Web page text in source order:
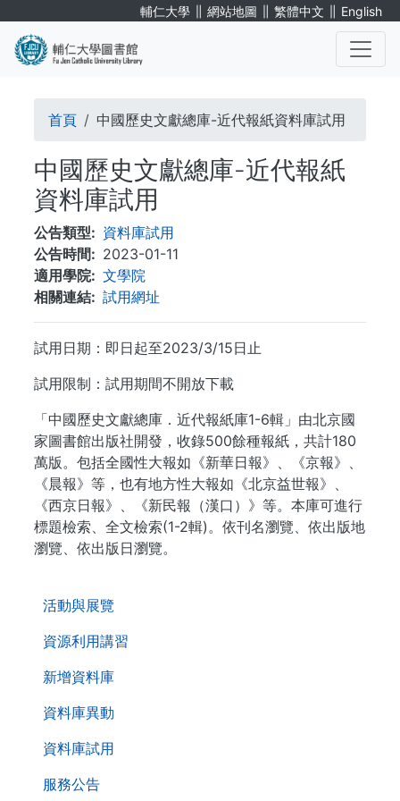
輔仁大學 ∥ 網站地圖 ∥ 繁體中文 ∥ English
活動與展覽
資源利用講習
新增資料庫
資料庫異動
資料庫試用
服務公告
導
航
連
結
首頁 中國歷史文獻總庫-近代報紙資料庫試用
中國歷史文獻總庫-近代報紙
資料庫試用
公告類型
資料庫試用
公告時間
2023-01-11
適用學院
文學院
相關連結
試用網址
試用日期：即日起至2023/3/15日止
試用限制：試用期間不開放下載
「中國歷史文獻總庫．近代報紙庫1-6輯」由北京國
家圖書館出版社開發，收錄500餘種報紙，共計180
萬版。包括全國性大報如《新華日報》、《京報》、
《晨報》等，也有地方性大報如《北京益世報》、
《西京日報》、《新民報（漢口）》等。本庫可進行
標題檢索、全文檢索(1-2輯)。依刊名瀏覽、依出版地
瀏覽、依出版日瀏覽。